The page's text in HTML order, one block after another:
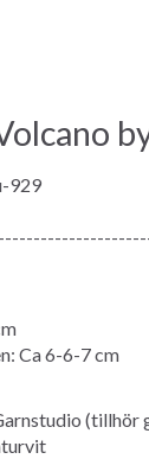
929
Ca 6-6-7 cm
(tillhör